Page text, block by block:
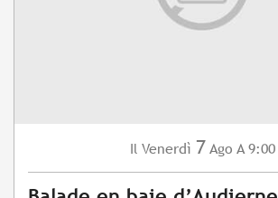
Il Venerdì 7 Ago A 9:00